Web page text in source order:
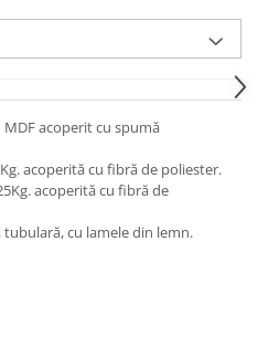
acoperit cu spumă
acoperită cu fibră de poliester.
acoperită cu fibră de
cu lamele din lemn.